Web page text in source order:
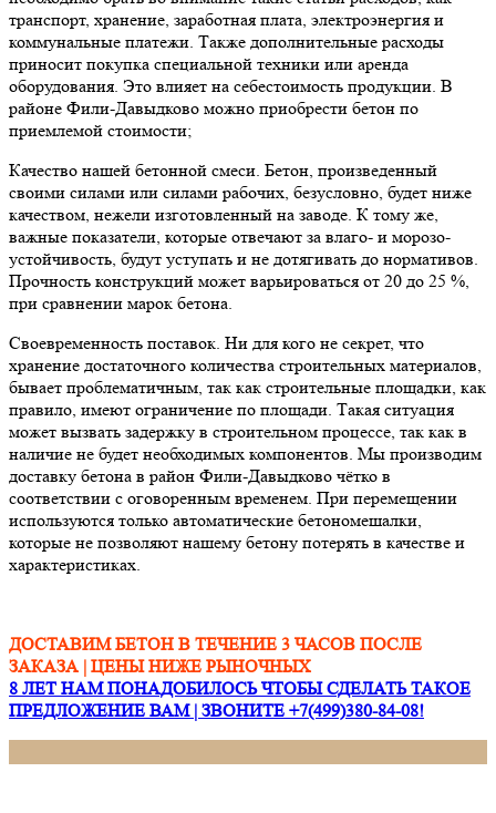
транспорт, хранение, заработная плата, электроэнергия и
коммунальные платежи. Также дополнительные расходы
приносит покупка специальной техники или аренда
оборудования. Это влияет на себестоимость продукции. В
районе Фили-Давыдково можно приобрести бетон по
приемлемой стоимости;
Качество нашей бетонной смеси. Бетон, произведенный
своими силами или силами рабочих, безусловно, будет ниже
качеством, нежели изготовленный на заводе. К тому же,
важные показатели, которые отвечают за влаго- и морозо-
устойчивость, будут уступать и не дотягивать до нормативов.
Прочность конструкций может варьироваться от 20 до 25 %,
при сравнении марок бетона.
Своевременность поставок. Ни для кого не секрет, что
хранение достаточного количества строительных материалов,
бывает проблематичным, так как строительные площадки, как
правило, имеют ограничение по площади. Такая ситуация
может вызвать задержку в строительном процессе, так как в
наличие не будет необходимых компонентов. Мы производим
доставку бетона в район Фили-Давыдково чётко в
соответствии с оговоренным временем. При перемещении
используются только автоматические бетономешалки,
которые не позволяют нашему бетону потерять в качестве и
характеристиках.
ДОСТАВИМ БЕТОН В ТЕЧЕНИЕ 3 ЧАСОВ ПОСЛЕ
ЗАКАЗА | ЦЕНЫ НИЖЕ РЫНОЧНЫХ
8 ЛЕТ НАМ ПОНАДОБИЛОСЬ ЧТОБЫ СДЕЛАТЬ ТАКОЕ
ПРЕДЛОЖЕНИЕ ВАМ | ЗВОНИТЕ +7(499)380-84-08!